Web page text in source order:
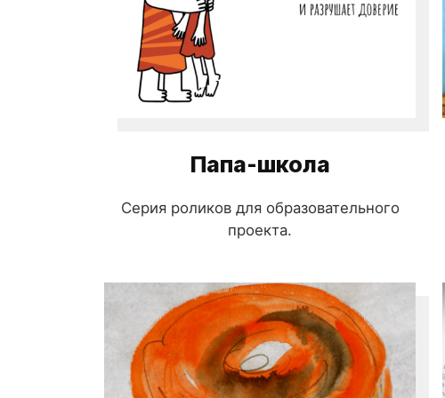
Папа-школа
Серия роликов для образовательного
проекта.